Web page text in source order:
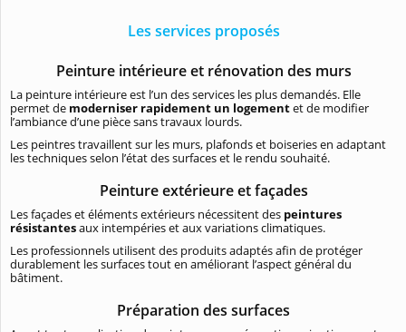
Les services proposés
Peinture intérieure et rénovation des murs
La peinture intérieure est l’un des services les plus demandés. Elle
permet de moderniser rapidement un logementet de modifier
l’ambiance d’une pièce sans travaux lourds.
Les peintres travaillent sur les murs, plafonds et boiseries en adaptant
les techniques selon l’état des surfaces et le rendu souhaité.
Peinture extérieure et façades
Les façades et éléments extérieurs nécessitent des peintures
résistantesaux intempéries et aux variations climatiques.
Les professionnels utilisent des produits adaptés afin de protéger
durablement les surfaces tout en améliorant l’aspect général du
bâtiment.
Préparation des surfaces